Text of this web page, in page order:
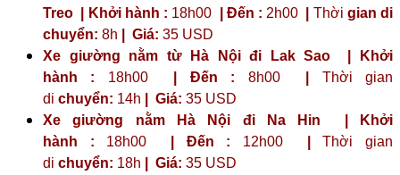
Treo | Khởi hành : 18h00 | Đến : 2h00 Thời gian di
chuyển: 8h Giá: 35 USD
Xe giường nằm từ Hà Nội đi Lak Sao | Khởi
hành : 18h00| Đến : 8h00| Thời gian
di chuyển: 14h Giá: 35 USD
Xe giường nằm Hà Nội đi Na Hin | Khởi
hành : 18h00 | Đến : 12h00|Thời gian
di chuyển: 18h Giá: 35 USD